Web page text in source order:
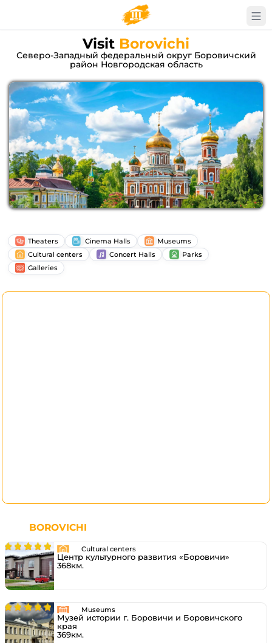
Visit Borovichi
Северо-Западный федеральный округ Боровичский
район Новгородская область
Theaters Cinema Halls
Museums
Cultural centers
Concert Halls
Parks
Galleries
BOROVICHI
Cultural centers
Центр культурного развития «Боровичи»
368км.
Museums
Музей истории г. Боровичи и Боровичского
края
369км.